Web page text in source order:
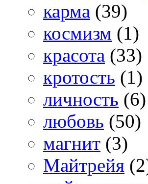
карма (39)
космизм (1)
красота (33)
кротость (1)
личность (6)
любовь (50)
магнит (3)
Майтрейя